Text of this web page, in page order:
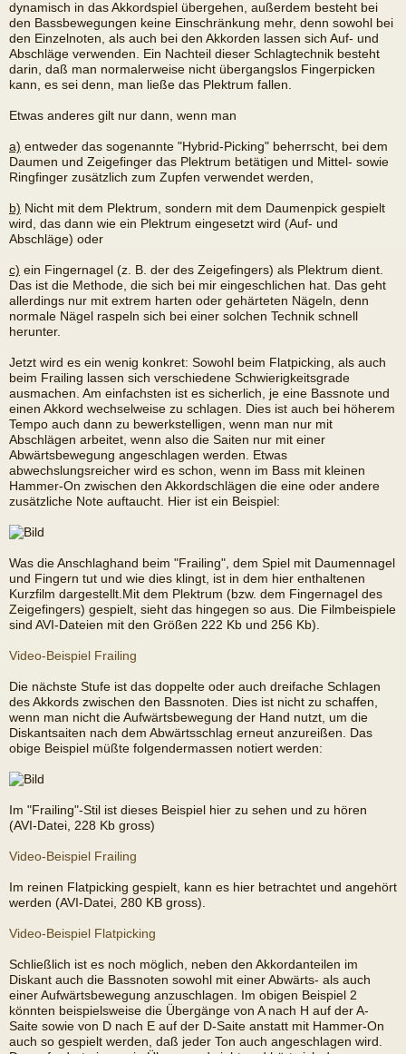
dynamisch in das Akkordspiel übergehen, außerdem besteht bei
den Bassbewegungen keine Einschränkung mehr, denn sowohl bei
den Einzelnoten, als auch bei den Akkorden lassen sich Auf- und
Abschläge verwenden. Ein Nachteil dieser Schlagtechnik besteht
darin, daß man normalerweise nicht übergangslos Fingerpicken
kann, es sei denn, man ließe das Plektrum fallen.
Etwas anderes gilt nur dann, wenn man
a) entweder das sogenannte "Hybrid-Picking" beherrscht, bei dem
Daumen und Zeigefinger das Plektrum betätigen und Mittel- sowie
Ringfinger zusätzlich zum Zupfen verwendet werden,
b) Nicht mit dem Plektrum, sondern mit dem Daumenpick gespielt
wird, das dann wie ein Plektrum eingesetzt wird (Auf- und
Abschläge) oder
c) ein Fingernagel (z. B. der des Zeigefingers) als Plektrum dient.
Das ist die Methode, die sich bei mir eingeschlichen hat. Das geht
allerdings nur mit extrem harten oder gehärteten Nägeln, denn
normale Nägel raspeln sich bei einer solchen Technik schnell
herunter.
Jetzt wird es ein wenig konkret: Sowohl beim Flatpicking, als auch
beim Frailing lassen sich verschiedene Schwierigkeitsgrade
ausmachen. Am einfachsten ist es sicherlich, je eine Bassnote und
einen Akkord wechselweise zu schlagen. Dies ist auch bei höherem
Tempo auch dann zu bewerkstelligen, wenn man nur mit
Abschlägen arbeitet, wenn also die Saiten nur mit einer
Abwärtsbewegung angeschlagen werden. Etwas
abwechslungsreicher wird es schon, wenn im Bass mit kleinen
Hammer-On zwischen den Akkordschlägen die eine oder andere
zusätzliche Note auftaucht. Hier ist ein Beispiel:
Was die Anschlaghand beim "Frailing", dem Spiel mit Daumennagel
und Fingern tut und wie dies klingt, ist in dem hier enthaltenen
Kurzfilm dargestellt.Mit dem Plektrum (bzw. dem Fingernagel des
Zeigefingers) gespielt, sieht das hingegen so aus. Die Filmbeispiele
sind AVI-Dateien mit den Größen 222 Kb und 256 Kb).
Video-Beispiel Frailing
Die nächste Stufe ist das doppelte oder auch dreifache Schlagen
des Akkords zwischen den Bassnoten. Dies ist nicht zu schaffen,
wenn man nicht die Aufwärtsbewegung der Hand nutzt, um die
Diskantsaiten nach dem Abwärtsschlag erneut anzureißen. Das
obige Beispiel müßte folgendermassen notiert werden:
Im "Frailing"-Stil ist dieses Beispiel hier zu sehen und zu hören
(AVI-Datei, 228 Kb gross)
Video-Beispiel Frailing
Im reinen Flatpicking gespielt, kann es hier betrachtet und angehört
werden (AVI-Datei, 280 KB gross).
Video-Beispiel Flatpicking
Schließlich ist es noch möglich, neben den Akkordanteilen im
Diskant auch die Bassnoten sowohl mit einer Abwärts- als auch
einer Aufwärtsbewegung anzuschlagen. Im obigen Beispiel 2
könnten beispielsweise die Übergänge von A nach H auf der A-
Saite sowie von D nach E auf der D-Saite anstatt mit Hammer-On
auch so gespielt werden, daß jeder Ton auch angeschlagen wird.